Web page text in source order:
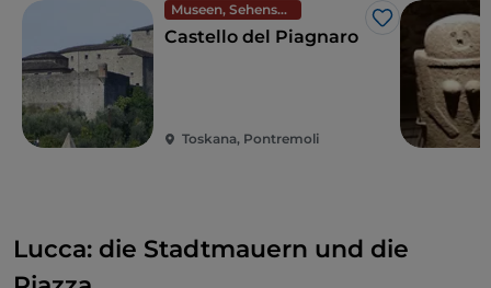
Museen, Sehenswürdigkeiten und Denkmäler
Like
Castello del Piagnaro
Toskana, Pontremoli
Lucca: die Stadtmauern und die